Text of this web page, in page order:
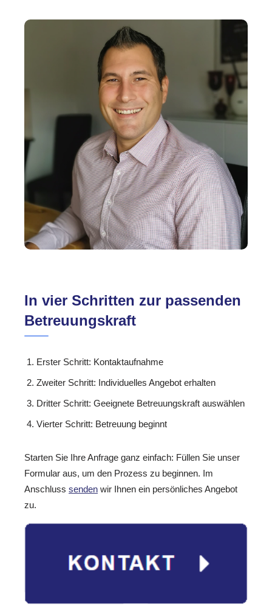
In vier Schritten zur passenden
Betreuungskraft
Erster Schritt: Kontaktaufnahme
Zweiter Schritt: Individuelles Angebot erhalten
Dritter Schritt: Geeignete Betreuungskraft auswählen
Vierter Schritt: Betreuung beginnt
Starten Sie Ihre Anfrage ganz einfach: Füllen Sie unser
Formular aus, um den Prozess zu beginnen. Im
Anschluss senden wir Ihnen ein persönliches Angebot
zu.